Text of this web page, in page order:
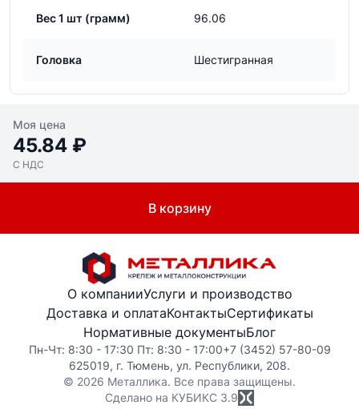
Вес 1 шт (грамм) 96.06
Головка Шестигранная
Моя цена
45.84 ₽
С НДС
В корзину
О компанииУслуги и производство
Доставка и оплатаКонтактыСертификаты
Нормативные документыБлог
Пн-Чт: 8:30 - 17:30 Пт: 8:30 - 17:00+7 (3452) 57-80-09
625019, г. Тюмень, ул. Республики, 208.
© 2026 Металлика. Все права защищены.
Сделано на КУБИКС 3.9